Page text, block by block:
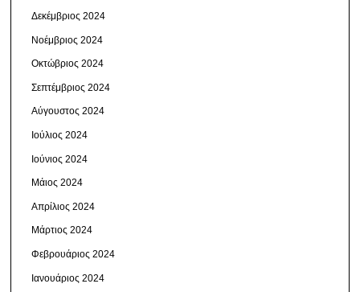
Δεκέμβριος 2024
Νοέμβριος 2024
Οκτώβριος 2024
Σεπτέμβριος 2024
Αύγουστος 2024
Ιούλιος 2024
Ιούνιος 2024
Μάιος 2024
Απρίλιος 2024
Μάρτιος 2024
Φεβρουάριος 2024
Ιανουάριος 2024